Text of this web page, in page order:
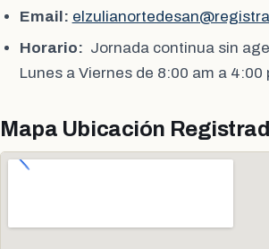
Email:
Horario: Jornada continua sin
Lunes a Viernes de 8:00 am a 4:00
Mapa Ubicación